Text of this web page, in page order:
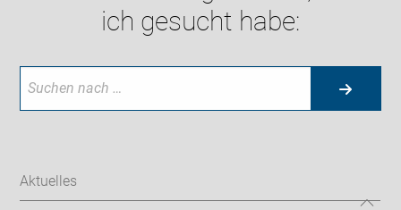
ich gesucht habe:
Aktuelles